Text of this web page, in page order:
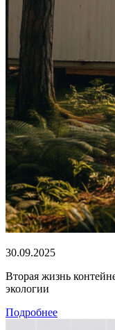
30.09.2025
Вторая жизнь
экологии
Подробнее